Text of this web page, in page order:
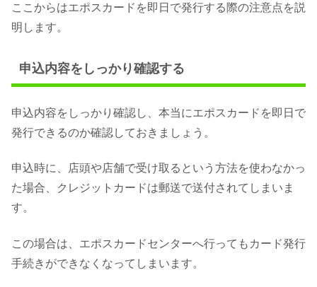
ここからはエポスカードを即日で発行する際の注意点を説
明します。
申込内容をしっかり確認する
申込内容をしっかり確認し、本当にエポスカードを即日で
発行できるのか確認しておきましょう。
申込時に、店頭や店舗で受け取るという方法を使わなかっ
た場合、クレジットカードは郵送で送付されてしまいま
す。
この場合は、エポスカードセンターへ行ってもカード発行
手続きができなくなってしまいます。